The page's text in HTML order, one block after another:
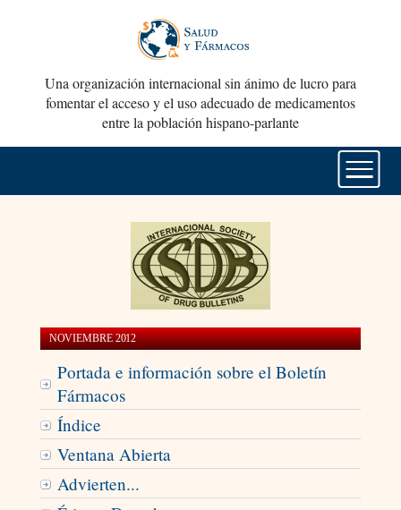
Una organización internacional sin ánimo de lucro para
fomentar el acceso y el uso adecuado de medicamentos
entre la población hispano-parlante
NOVIEMBRE 2012
Portada e información sobre el Boletín
Fármacos
Índice
Ventana Abierta
Advierten...